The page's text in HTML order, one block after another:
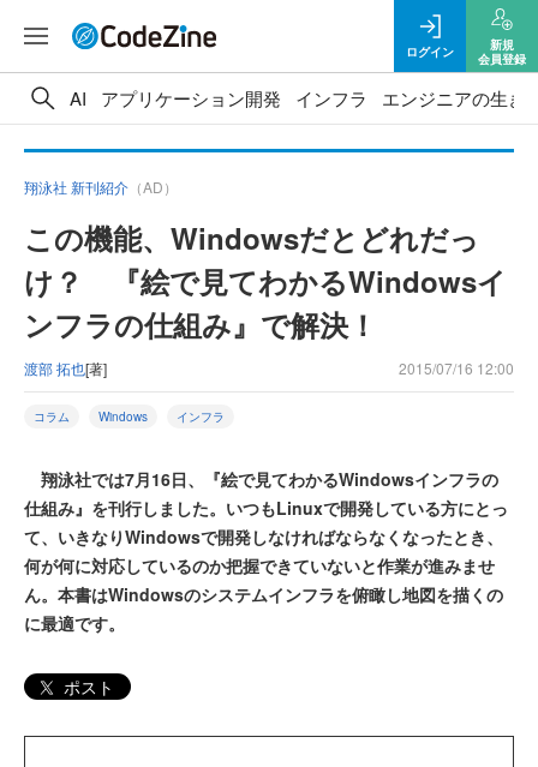
ログイン
新規
会員登録
AI アプリケーション開発 インフラ エンジニアの生き
翔泳社 新刊紹介 （AD）
この機能、Windowsだとどれだっ
け？ 『絵で見てわかるWindowsイ
ンフラの仕組み』で解決！
渡部 拓也[著] 2015/07/16 12:00
コラム Windows インフラ
翔泳社では7月16日、『絵で見てわかるWindowsインフラの
仕組み』を刊行しました。いつもLinuxで開発している方にとっ
て、いきなりWindowsで開発しなければならなくなったとき、
何が何に対応しているのか把握できていないと作業が進みませ
ん。本書はWindowsのシステムインフラを俯瞰し地図を描くの
に最適です。
ポスト